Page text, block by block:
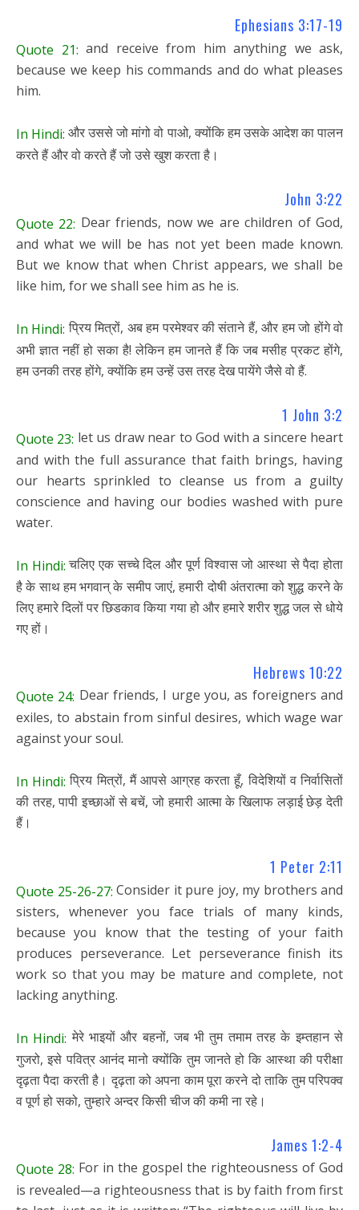
Ephesians 3:17-19
Quote 21: and receive from him anything we ask,
because we keep his commands and do what pleases
him.
In Hindi: और उससे जो मांगो वो पाओ, क्योंकि हम उसके आदेश का पालन
करते हैं और वो करते हैं जो उसे खुश करता है।
John 3:22
Quote 22: Dear friends, now we are children of God,
and what we will be has not yet been made known.
But we know that when Christ appears, we shall be
like him, for we shall see him as he is.
In Hindi: प्रिय मित्रों, अब हम परमेश्वर की संताने हैं, और हम जो होंगे वो
अभी ज्ञात नहीं हो सका है! लेकिन हम जानते हैं कि जब मसीह प्रकट होंगे,
हम उनकी तरह होंगे, क्योंकि हम उन्हें उस तरह देख पायेंगे जैसे वो हैं.
1 John 3:2
Quote 23: let us draw near to God with a sincere heart
and with the full assurance that faith brings, having
our hearts sprinkled to cleanse us from a guilty
conscience and having our bodies washed with pure
water.
In Hindi:चलिए एक सच्चे दिल और पूर्ण विश्वास जो आस्था से पैदा होता
है के साथ हम भगवान् के समीप जाएं, हमारी दोषी अंतरात्मा को शुद्ध करने के
लिए हमारे दिलों पर छिडकाव किया गया हो और हमारे शरीर शुद्ध जल से धोये
गए हों।
Hebrews 10:22
Quote 24: Dear friends, I urge you, as foreigners and
exiles, to abstain from sinful desires, which wage war
against your soul.
In Hindi: प्रिय मित्रों, मैं आपसे आग्रह करता हूँ, विदेशियों व निर्वासितों
की तरह, पापी इच्छाओं से बचें, जो हमारी आत्मा के खिलाफ लड़ाई छेड़ देती
हैं।
1 Peter 2:11
Quote 25-26-27: Consider it pure joy, my brothers and
sisters, whenever you face trials of many kinds,
because you know that the testing of your faith
produces perseverance. Let perseverance finish its
work so that you may be mature and complete, not
lacking anything.
In Hindi: मेरे भाइयों और बहनों, जब भी तुम तमाम तरह के इम्तहान से
गुजरो, इसे पवित्र आनंद मानो क्योंकि तुम जानते हो कि आस्था की परीक्षा
दृढ़ता पैदा करती है। दृढ़ता को अपना काम पूरा करने दो ताकि तुम परिपक्व
व पूर्ण हो सको, तुम्हारे अन्दर किसी चीज की कमी ना रहे।
James 1:2-4
Quote 28: For in the gospel the righteousness of God
is revealed—a righteousness that is by faith from first